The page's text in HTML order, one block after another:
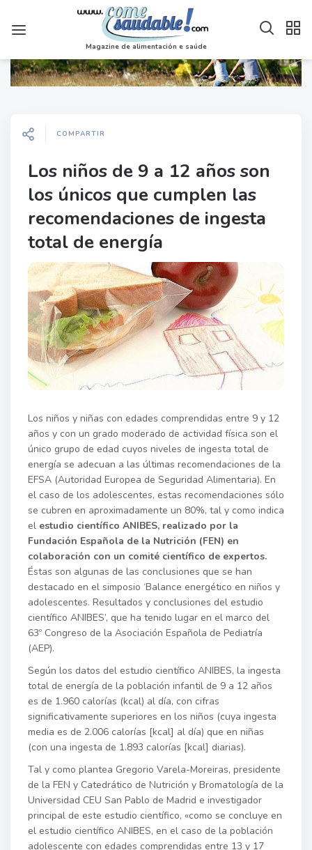
Magazine de alimentación e saúde
COMPARTIR
Los niños de 9 a 12 años son
los únicos que cumplen las
recomendaciones de ingesta
total de energía
Los niños y niñas con edades comprendidas entre 9 y 12
años y con un grado moderado de actividad física son el
único grupo de edad cuyos niveles de ingesta total de
energía se adecuan a las últimas recomendaciones de la
EFSA (Autoridad Europea de Seguridad Alimentaria). En
el caso de los adolescentes, estas recomendaciones sólo
se cubren en aproximadamente un 80%, tal y como indica
el estudio científico ANIBES, realizado por la
Fundación Española de la Nutrición (FEN) en
colaboración con un comité científico de expertos.
Éstas son algunas de las conclusiones que se han
destacado en el simposio ‘Balance energético en niños y
adolescentes. Resultados y conclusiones del estudio
científico ANIBES’, que ha tenido lugar en el marco del
63º Congreso de la Asociación Española de Pediatría
(AEP).
Según los datos del estudio científico ANIBES, la ingesta
total de energía de la población infantil de 9 a 12 años
es de 1.960 calorías (kcal) al día, con cifras
significativamente superiores en los niños (cuya ingesta
media es de 2.006 calorías [kcal] al día) que en niñas
(con una ingesta de 1.893 calorías [kcal] diarias).
Tal y como plantea Gregorio Varela-Moreiras, presidente
de la FEN y Catedrático de Nutrición y Bromatología de la
Universidad CEU San Pablo de Madrid e investigador
principal de este estudio científico, «como se concluye en
el estudio científico ANIBES, en el caso de la población
adolescente con edades comprendidas entre 13 y 17